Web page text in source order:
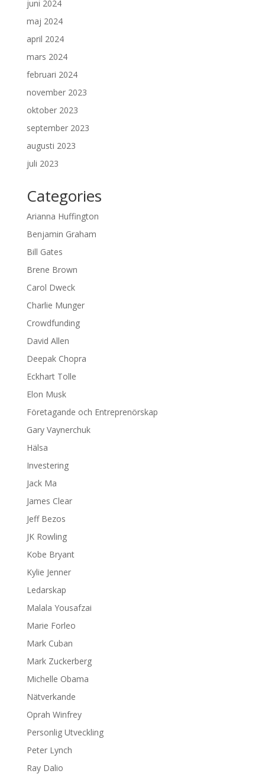
juni 2024
maj 2024
april 2024
mars 2024
februari 2024
november 2023
oktober 2023
september 2023
augusti 2023
juli 2023
Categories
Arianna Huffington
Benjamin Graham
Bill Gates
Brene Brown
Carol Dweck
Charlie Munger
Crowdfunding
David Allen
Deepak Chopra
Eckhart Tolle
Elon Musk
Företagande och Entreprenörskap
Gary Vaynerchuk
Hälsa
Investering
Jack Ma
James Clear
Jeff Bezos
JK Rowling
Kobe Bryant
Kylie Jenner
Ledarskap
Malala Yousafzai
Marie Forleo
Mark Cuban
Mark Zuckerberg
Michelle Obama
Nätverkande
Oprah Winfrey
Personlig Utveckling
Peter Lynch
Ray Dalio